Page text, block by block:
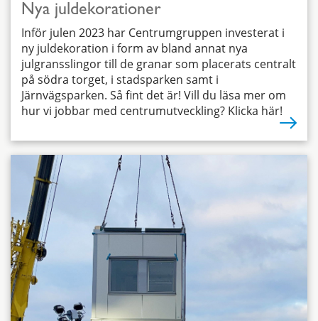
Nya juldekorationer
Inför julen 2023 har Centrumgruppen investerat i
ny juldekoration i form av bland annat nya
julgransslingor till de granar som placerats centralt
på södra torget, i stadsparken samt i
Järnvägsparken. Så fint det är! Vill du läsa mer om
hur vi jobbar med centrumutveckling? Klicka här!